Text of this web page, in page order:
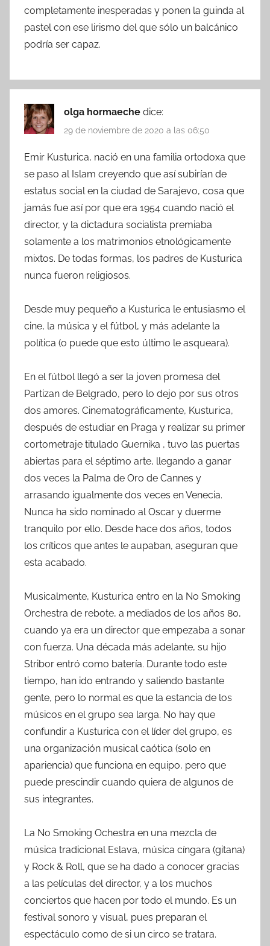
completamente inesperadas y ponen la guinda al
pastel con ese lirismo del que sólo un balcánico
podría ser capaz.
olga hormaeche dice:
29 de noviembre de 2020 a las 06:50
Emir Kusturica, nació en una familia ortodoxa que
se paso al Islam creyendo que así subirían de
estatus social en la ciudad de Sarajevo, cosa que
jamás fue así por que era 1954 cuando nació el
director, y la dictadura socialista premiaba
solamente a los matrimonios etnológicamente
mixtos. De todas formas, los padres de Kusturica
nunca fueron religiosos.
Desde muy pequeño a Kusturica le entusiasmo el
cine, la música y el fútbol, y más adelante la
política (o puede que esto último le asqueara).
En el fútbol llegó a ser la joven promesa del
Partizan de Belgrado, pero lo dejo por sus otros
dos amores. Cinematográficamente, Kusturica,
después de estudiar en Praga y realizar su primer
cortometraje titulado Guernika , tuvo las puertas
abiertas para el séptimo arte, llegando a ganar
dos veces la Palma de Oro de Cannes y
arrasando igualmente dos veces en Venecia.
Nunca ha sido nominado al Oscar y duerme
tranquilo por ello. Desde hace dos años, todos
los críticos que antes le aupaban, aseguran que
esta acabado.
Musicalmente, Kusturica entro en la No Smoking
Orchestra de rebote, a mediados de los años 80,
cuando ya era un director que empezaba a sonar
con fuerza. Una década más adelante, su hijo
Stribor entró como batería. Durante todo este
tiempo, han ido entrando y saliendo bastante
gente, pero lo normal es que la estancia de los
músicos en el grupo sea larga. No hay que
confundir a Kusturica con el líder del grupo, es
una organización musical caótica (solo en
apariencia) que funciona en equipo, pero que
puede prescindir cuando quiera de algunos de
sus integrantes.
La No Smoking Ochestra en una mezcla de
música tradicional Eslava, música cíngara (gitana)
y Rock & Roll, que se ha dado a conocer gracias
a las películas del director, y a los muchos
conciertos que hacen por todo el mundo. Es un
festival sonoro y visual, pues preparan el
espectáculo como de si un circo se tratara.